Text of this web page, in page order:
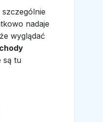
nadaje
wyglądać
są tu